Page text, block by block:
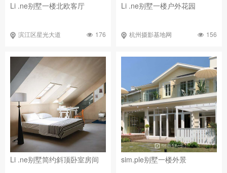
Li .ne别墅一楼北欧客厅
滨江区星光大道 176
Li .ne别墅一楼户外花园
杭州摄影基地网 156
Li .ne别墅简约斜顶卧室房间 sim.ple别墅一楼外景